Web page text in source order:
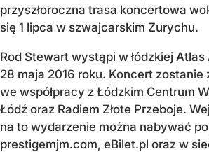
przyszłoroczna trasa koncertowa
się 1 lipca w szwajcarskim Zurychu.
Rod Stewart wystąpi w łódzkiej
28 maja 2016 roku. Koncert zostanie
we współpracy z Łódzkim Centrum
Łódź oraz Radiem Złote Przeboje.
na to wydarzenie można nabywać
prestigemjm.com, eBilet.pl oraz w